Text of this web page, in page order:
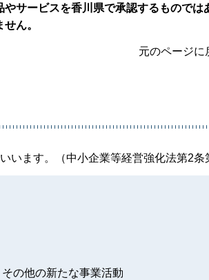
サービスを香川県で承認するものでは
ん。
元のページに
います。（中小企業等経営強化法第2条
の他の新たな事業活動